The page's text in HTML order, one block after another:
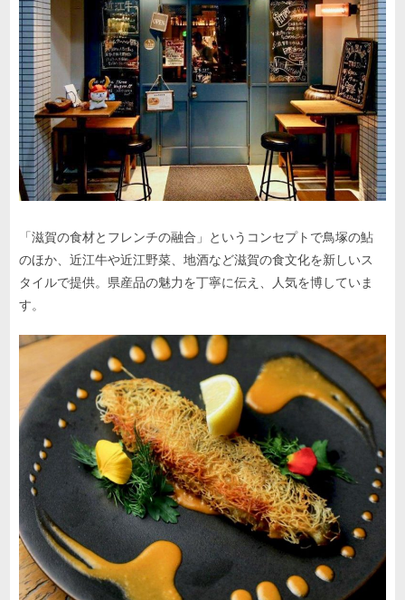
「滋賀の食材とフレンチの融合」というコンセプトで鳥塚の鮎
のほか、近江牛や近江野菜、地酒など滋賀の食文化を新しいス
タイルで提供。県産品の魅力を丁寧に伝え、人気を博していま
す。